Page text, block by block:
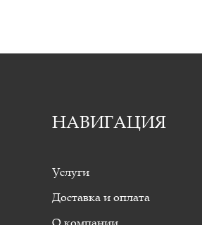
НАВИГАЦИЯ
Услуги
Доставка и оплата